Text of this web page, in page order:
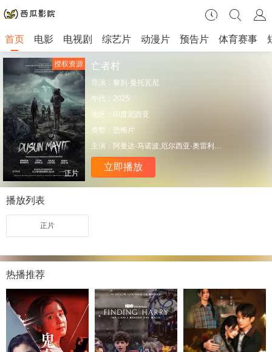
首页 电影 电视剧 综艺片 动漫片 预告片 体育赛事
正片
授权资源 亡者村
导演： 黎刹·曼托瓦尼
年代： 2025
地区： 印度尼西亚
类型： 恐怖片
主演： 阿曼达·马诺波,厄尔西亚·奥雷利亚,法哈德·海德拉
立即播放
播放列表
正片
热播推荐